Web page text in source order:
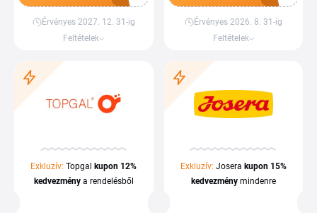
Kupon megszerzése
Érvényes 2027. 12. 31-ig
Feltételek
Kupon megszerzése
Érvényes 2026. 8. 31-ig
Feltételek
Exkluzív:Topgal kupon 12%
kedvezménya rendelésből
Exkluzív: Josera kupon 15%
kedvezménymindenre